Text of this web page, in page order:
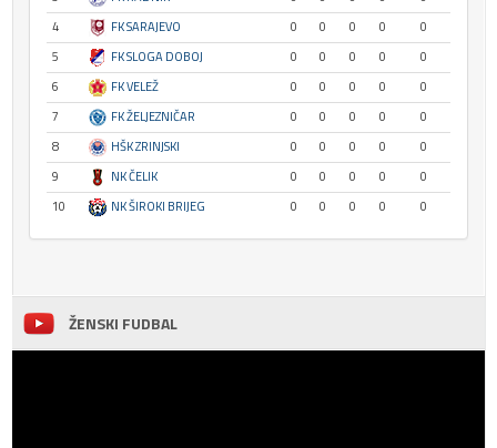
4
FK SARAJEVO 0 0 0 0
0
5
FK SLOGA DOBOJ 0 0 0 0
0
6
FK VELEŽ 0 0 0 0
0
7
FK ŽELJEZNIČAR 0 0 0 0
0
8
HŠK ZRINJSKI 0 0 0 0
0
9
NK ČELIK 0 0 0 0
0
10
NK ŠIROKI BRIJEG 0 0 0 0 0
ŽENSKI FUDBAL